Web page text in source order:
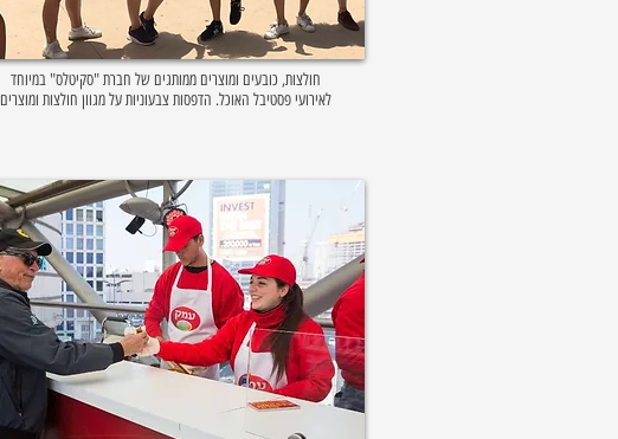
חולצות, כובעים ומוצרים ממותגים של חברת "סקיטלס" במיוחד
לאירועי פסטיבל האוכל. הדפסות צבעוניות על מגוון חולצות ומוצרים